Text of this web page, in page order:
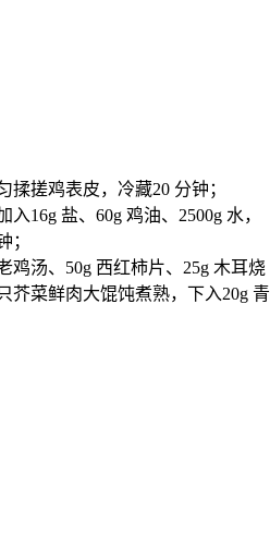
揉搓鸡表皮，冷藏20 分钟；
入16g 盐、60g 鸡油、2500g 水，
；
鸡汤、50g 西红柿片、25g 木耳烧
芥菜鲜肉大馄饨煮熟，下入20g 青